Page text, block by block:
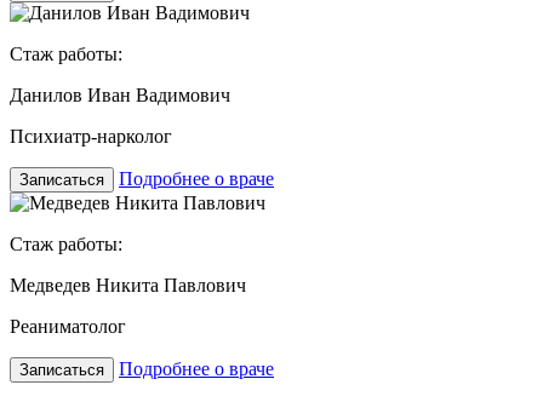
Стаж работы:
Данилов Иван Вадимович
Психиатр-нарколог
Записаться Подробнее о враче
Стаж работы:
Медведев Никита Павлович
Реаниматолог
Записаться Подробнее о враче